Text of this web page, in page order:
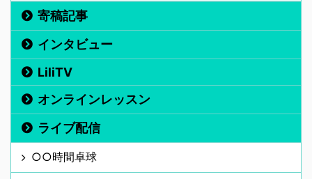
寄稿記事
インタビュー
LiliTV
オンラインレッスン
ライブ配信
○○時間卓球